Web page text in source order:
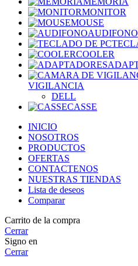
MONITOR
MOUSE
AUDIFONO
COOLER
VIGILANCIA
DELL
CASSE
INICIO
NOSOTROS
PRODUCTOS
OFERTAS
CONTACTENOS
NUESTRAS TIENDAS
Lista de deseos
Comparar
Carrito de la compra
Cerrar
Signo en
Cerrar